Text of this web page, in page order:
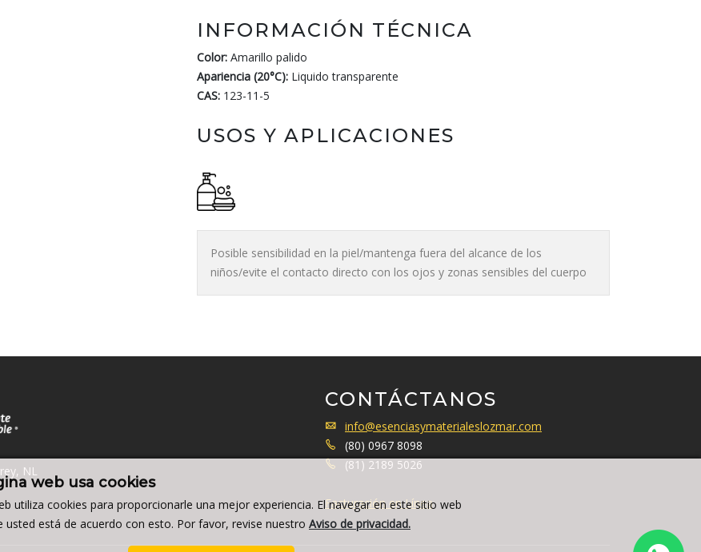
web usa cookies
utiliza cookies para proporcionarle una mejor experiencia. El navegar en este sitio web
usted está de acuerdo con esto. Por favor, revise nuestro Aviso de privacidad.
INFORMACIÓN TÉCNICA
Color: Amarillo palido
Apariencia (20°C): Liquido transparente
CAS: 123-11-5
USOS Y APLICACIONES
Posible sensibilidad en la piel/mantenga fuera del alcance de los
niños/evite el contacto directo con los ojos y zonas sensibles del cuerpo
NL
CONTÁCTANOS
info@esenciasymaterialeslozmar.com
(80) 0967 8098
(81) 2189 5026
Facturación en Línea